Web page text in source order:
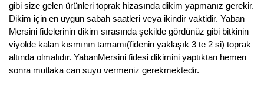
gibi size gelen ürünleri toprak hizasında dikim yapmanız gerekir.
Dikim için en uygun sabah saatleri veya ikindir vaktidir. Yaban
Mersini fidelerinin dikim sırasında şekilde gördünüz gibi bitkinin
viyolde kalan kısmının tamamı(fidenin yaklaşık 3 te 2 si) toprak
altında olmalıdır. YabanMersini fidesi dikimini yaptıktan hemen
sonra mutlaka can suyu vermeniz gerekmektedir.
Kocayemiş Fidanı
Kuşburnu Fidanı
Liçi Fidanı